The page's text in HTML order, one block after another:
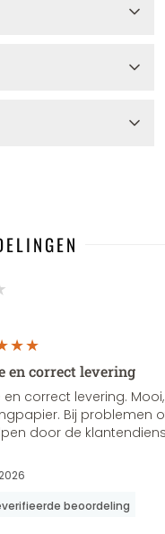
en correct levering
en correct levering.
Bij problemen
door de
beoordeling